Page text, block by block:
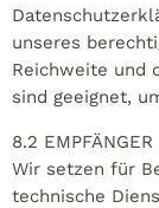
unseres
Reichweite und
sind geeignet,
8.2
Wir setzen für
technische